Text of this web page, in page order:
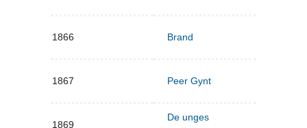
1866 Brand
1867 Peer Gynt
1869
De unges